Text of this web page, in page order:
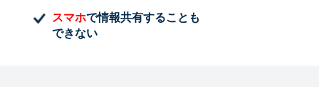
スマホで情報共有することも
できない